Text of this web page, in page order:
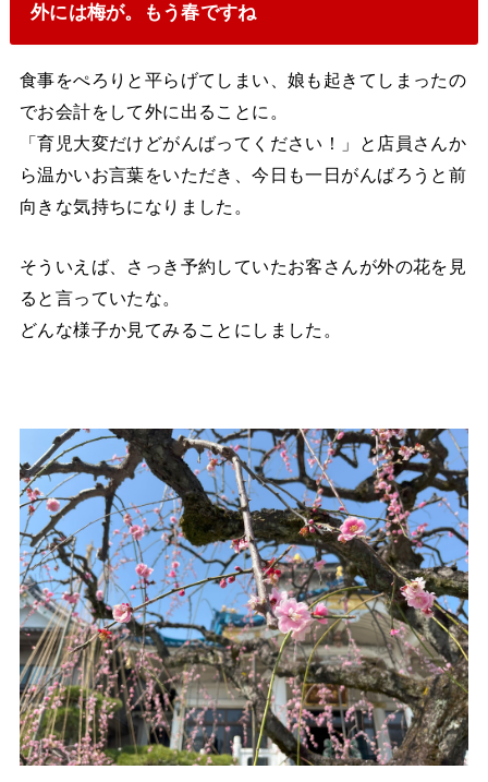
外には梅が。もう春ですね
食事をぺろりと平らげてしまい、娘も起きてしまったの
でお会計をして外に出ることに。
「育児大変だけどがんばってください！」と店員さんか
ら温かいお言葉をいただき、今日も一日がんばろうと前
向きな気持ちになりました。
そういえば、さっき予約していたお客さんが外の花を見
ると言っていたな。
どんな様子か見てみることにしました。